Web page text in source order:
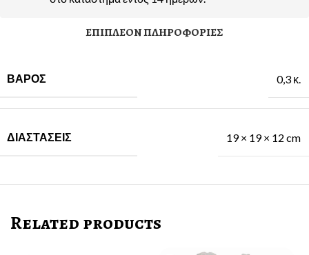
ΕΠΙΠΛΈΟΝ ΠΛΗΡΟΦΟΡΊΕΣ
ΒΆΡΟΣ 0,3 κ.
ΔΙΑΣΤΆΣΕΙΣ 19 × 19 × 12 cm
Related products